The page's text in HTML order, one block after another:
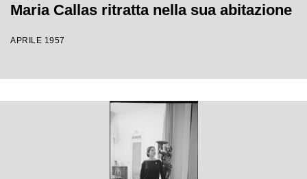
Maria Callas ritratta nella sua abitazione
APRILE 1957